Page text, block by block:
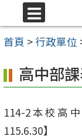
至
主
內
區
選
單
首頁 > 行政單位
高中部
114-2本校高
115.6.30】